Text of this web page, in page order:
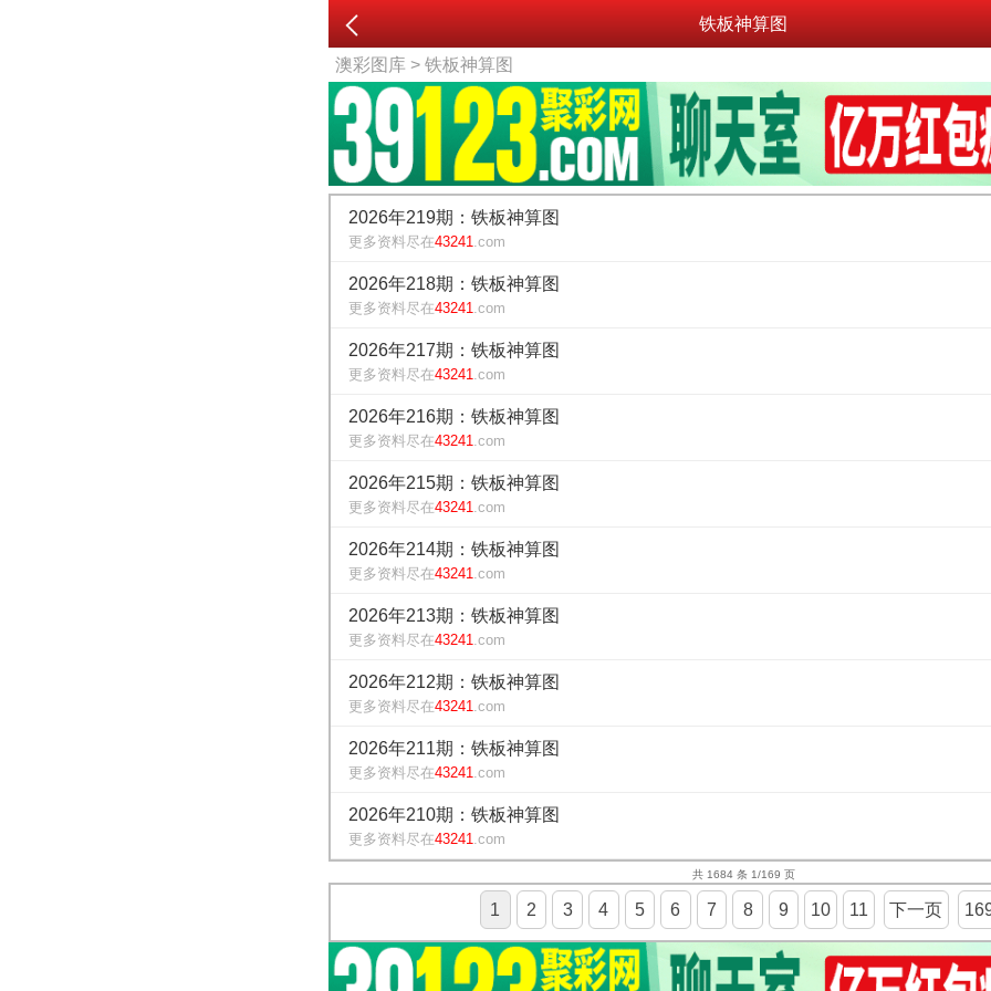
铁板神算图
澳彩图库 > 铁板神算图
2026年219期：铁板神算图
更多资料尽在43241.com
2026年218期：铁板神算图
更多资料尽在43241.com
2026年217期：铁板神算图
更多资料尽在43241.com
2026年216期：铁板神算图
更多资料尽在43241.com
2026年215期：铁板神算图
更多资料尽在43241.com
2026年214期：铁板神算图
更多资料尽在43241.com
2026年213期：铁板神算图
更多资料尽在43241.com
2026年212期：铁板神算图
更多资料尽在43241.com
2026年211期：铁板神算图
更多资料尽在43241.com
2026年210期：铁板神算图
更多资料尽在43241.com
共 1684 条 1/169 页
1 2 3 4 5 6 7 8 9 10 11 下一页